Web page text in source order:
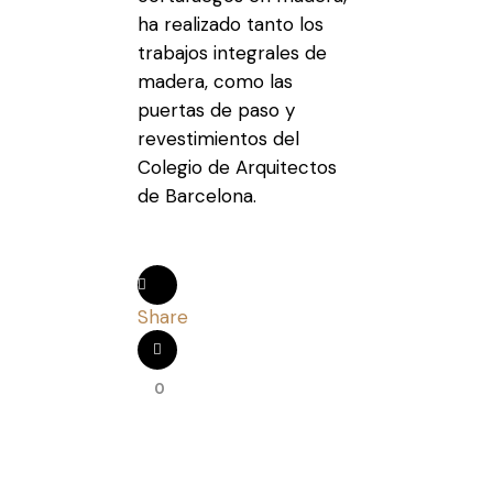
ha realizado tanto los
trabajos integrales de
madera, como las
puertas de paso y
revestimientos del
Colegio de Arquitectos
de Barcelona.
Share
0